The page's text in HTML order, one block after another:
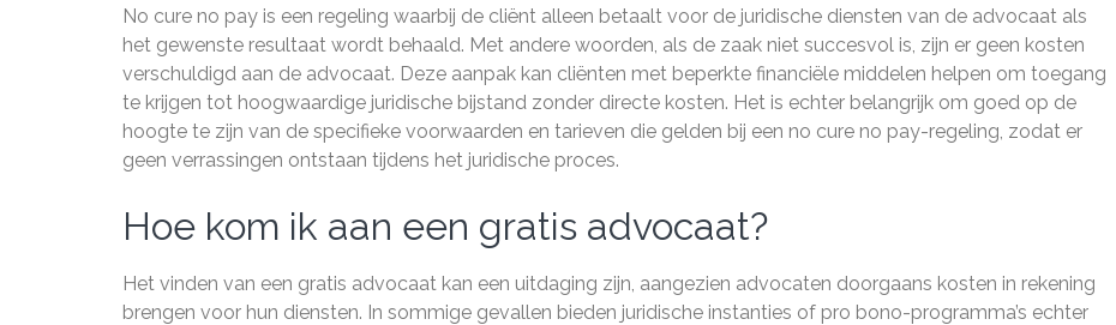
No cure no pay is een regeling waarbij de cliënt alleen betaalt voor de juridische diensten van de advocaat als
het gewenste resultaat wordt behaald. Met andere woorden, als de zaak niet succesvol is, zijn er geen kosten
verschuldigd aan de advocaat. Deze aanpak kan cliënten met beperkte financiële middelen helpen om toegang
te krijgen tot hoogwaardige juridische bijstand zonder directe kosten. Het is echter belangrijk om goed op de
hoogte te zijn van de specifieke voorwaarden en tarieven die gelden bij een no cure no pay-regeling, zodat er
geen verrassingen ontstaan tijdens het juridische proces.
Hoe kom ik aan een gratis advocaat?
Het vinden van een gratis advocaat kan een uitdaging zijn, aangezien advocaten doorgaans kosten in rekening
brengen voor hun diensten. In sommige gevallen bieden juridische instanties of pro bono-programma’s echter